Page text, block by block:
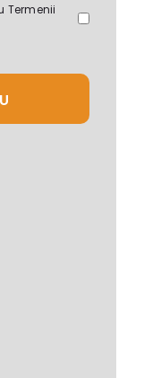
Termenii